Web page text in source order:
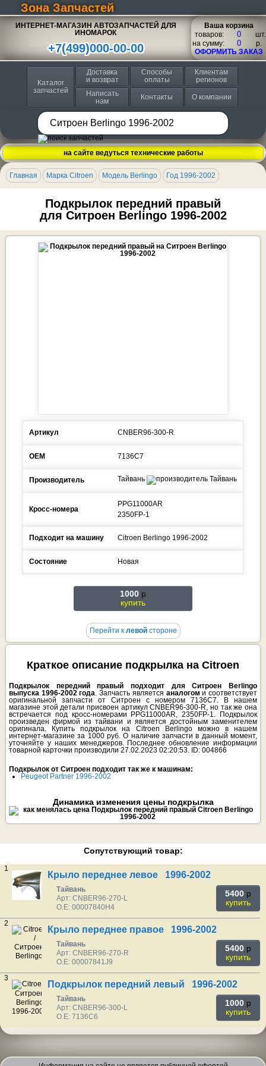
Зона Запчастей
ИНТЕРНЕТ-МАГАЗИН АВТОЗАПЧАСТЕЙ ДЛЯ
ИНОМАРОК
+7(499)000-00-00
Ваша корзина
товаров:
шт.
на сумму:
p.
ОФОРМИТЬ ЗАКАЗ
Каталог
запчастей
Доставка
и возврат
Способы
оплаты
Клиентам
регионов
Написать
нам
Контакты О компании
на сайте ведуться технические работы
Главная Марка Citroen Модель Berlingo Год 1996-2002
Подкрылок передний правый
для Ситроен Berlingo 1996-2002
Артикул CNBER96-300-R
ОЕМ 7136C7
Производитель Тайвань
Кросс-номера
PPG11000AR
2350FP-1
Подходит на машину Citroen Berlingo 1996-2002
Состояние Новая
1000 p
купить
Перейти к левойстороне
Краткое описание подкрылка на Citroen
Подкрылок передний правый подходит для Ситроен Berlingo
выпуска 1996-2002 года. Запчасть является аналогом и соответствует
оригинальной запчасти от Ситроен с номером 7136C7. В нашем
магазине этой детали присвоен артикул CNBER96-300-R, но так же она
встречается под кросс-номерами PPG11000AR, 2350FP-1. Подкрылок
произведен фирмой из тайвани и является достойным заменителем
оригинала. Купить подкрылок на Citroen Berlingo можно в нашем
интернет-магазине за 1000 руб. О наличие запчасти в данный момент,
уточняйте у наших менеджеров. Последнее обновление информации
товарной карточки производили 27.02.2023 02:20:53. ID: 004866
Подкрылок от Ситроен подходит так же к машинам:
Peugeot Partner 1996-2002
Динамика изменения цены подкрылка
Сопутствующий товар:
1
Крыло переднее левое 1996-2002
Тайвань
Арт: CNBER96-270-L
O.E: 00007840H4
5400 p
купить
2
Крыло переднее правое 1996-2002
Тайвань
Арт: CNBER96-270-R
O.E: 00007841J9
5400 p
купить
3
Подкрылок передний левый 1996-2002
Тайвань
Арт: CNBER96-300-L
O.E: 7136C6
1000 p
купить